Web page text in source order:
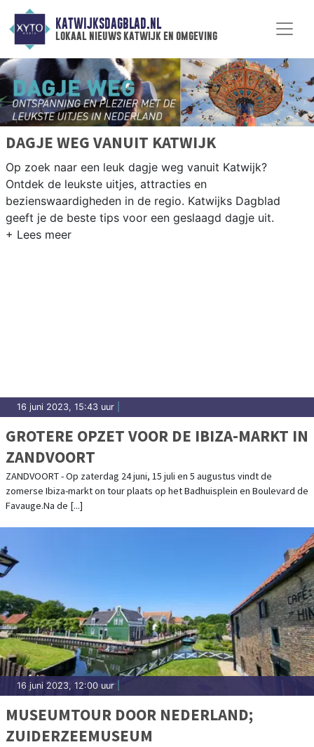
KATWIJKSDAGBLAD.NL
lokaal nieuws katwijk en omgeving
DAGJE WEG VANUIT KATWIJK
Op zoek naar een leuk dagje weg vanuit Katwijk?
Ontdek de leukste uitjes, attracties en
bezienswaardigheden in de regio. Katwijks Dagblad
geeft je de beste tips voor een geslaagd dagje uit.
16 juni 2023, 15:43 uur
GROTERE OPZET VOOR DE IBIZA-MARKT IN
ZANDVOORT
ZANDVOORT - Op zaterdag 24 juni, 15 juli en 5 augustus vindt de
zomerse Ibiza-markt on tour plaats op het Badhuisplein en Boulevard de
Favauge.Na de [...]
16 juni 2023, 12:00 uur
MUSEUMTOUR DOOR NEDERLAND;
ZUIDERZEEMUSEUM